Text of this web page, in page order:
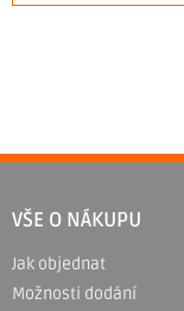
á
a
VŠE O NÁKUPU
Jak objednat
Možnosti dodání